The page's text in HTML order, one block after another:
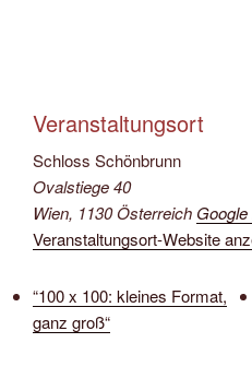
Veranstaltungsort
Schloss Schönbrunn
Ovalstiege 40
Wien, 1130Österreich
Veranstaltungsort-Website
“100 x 100: kleines Format,
ganz groß“